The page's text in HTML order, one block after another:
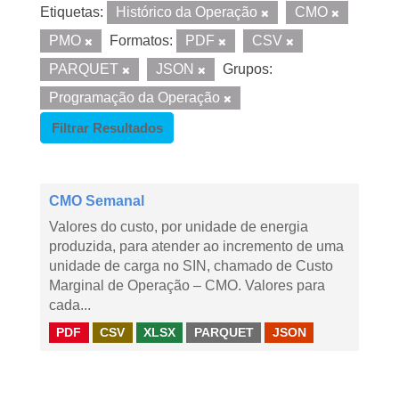
Etiquetas: Histórico da Operação
CMO
PMO
Formatos: PDF
CSV
PARQUET
JSON
Grupos:
Programação da Operação
Filtrar Resultados
CMO Semanal
Valores do custo, por unidade de energia
produzida, para atender ao incremento de uma
unidade de carga no SIN, chamado de Custo
Marginal de Operação – CMO. Valores para
cada...
PDF CSV XLSX PARQUET JSON